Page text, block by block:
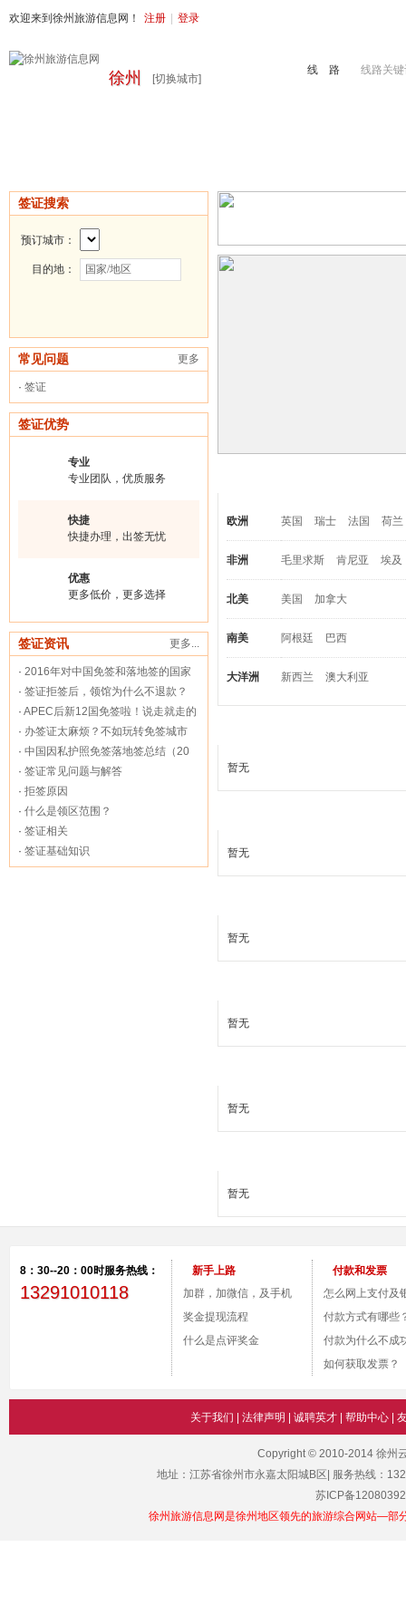
欢迎来到徐州旅游信息网！ 注册 登录
徐州 [切换城市]
线路关
线 路
签证搜索
预订城市：
目的地：
更多
常见问题
· 签证
签证优势
专业
专业团队，优质服务
快捷
快捷办理，出签无忧
优惠
更多低价，更多选择
更多...
签证资讯
· 2016年对中国免签和落地签的国家
· 签证拒签后，领馆为什么不退款？
· APEC后新12国免签啦！说走就走的
· 办签证太麻烦？不如玩转免签城市
· 中国因私护照免签落地签总结（20
· 签证常见问题与解答
· 拒签原因
· 什么是领区范围？
· 签证相关
· 签证基础知识
欧洲 英国 瑞士 法国 荷兰
非洲 毛里求斯 肯尼亚 埃及
北美 美国 加拿大
南美 阿根廷 巴西
大洋洲 新西兰 澳大利亚
暂无
暂无
暂无
暂无
暂无
暂无
8：30--20：00时服务热线：
13291010118
新手上路
加群，加微信，及手机
付款。
奖金提现流程
什么是点评奖金
付款和发票
怎么网上支付及
号？
付款方式有哪些
付款为什么不成
如何获取发票？
关于我们 法律声明 诚聘英才| 帮助中心|
Copyright © 2010-2014 徐州
地址：江苏省徐州市永嘉太阳城B区| 服务热线：
苏ICP备
徐州旅游信息网是徐州地区领先的旅游综合网站—部